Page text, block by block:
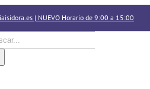
| NUEVO Horario de 9:00 a 15:00